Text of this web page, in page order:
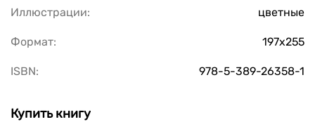
Иллюстрации: цветные
Формат: 197х255
ISBN: 978-5-389-26358-1
Купить книгу